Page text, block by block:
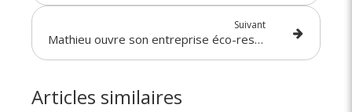
Suivant
Mathieu ouvre son entreprise éco-responsable dans les Ardennes
Articles similaires